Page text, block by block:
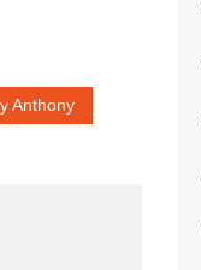
Anthony